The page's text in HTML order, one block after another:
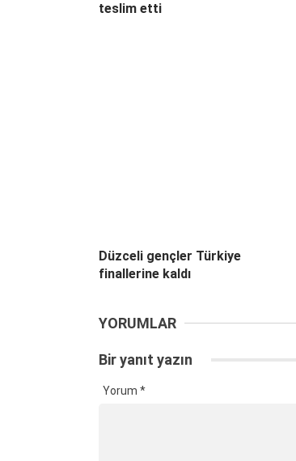
teslim etti
Düzceli gençler Türkiye
finallerine kaldı
YORUMLAR
Bir yanıt yazın
Yorum *